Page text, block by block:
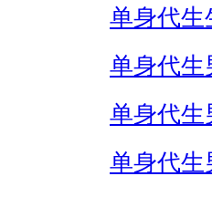
单身代生
单身代生
单身代生
单身代生